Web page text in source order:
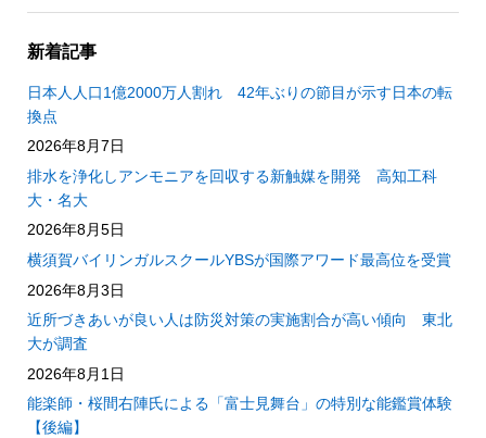
新着記事
日本人人口1億2000万人割れ 42年ぶりの節目が示す日本の転
換点
2026年8月7日
排水を浄化しアンモニアを回収する新触媒を開発 高知工科
大・名大
2026年8月5日
横須賀バイリンガルスクールYBSが国際アワード最高位を受賞
2026年8月3日
近所づきあいが良い人は防災対策の実施割合が高い傾向 東北
大が調査
2026年8月1日
能楽師・桜間右陣氏による「富士見舞台」の特別な能鑑賞体験
【後編】